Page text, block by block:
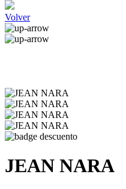
Volver
JEAN NARA